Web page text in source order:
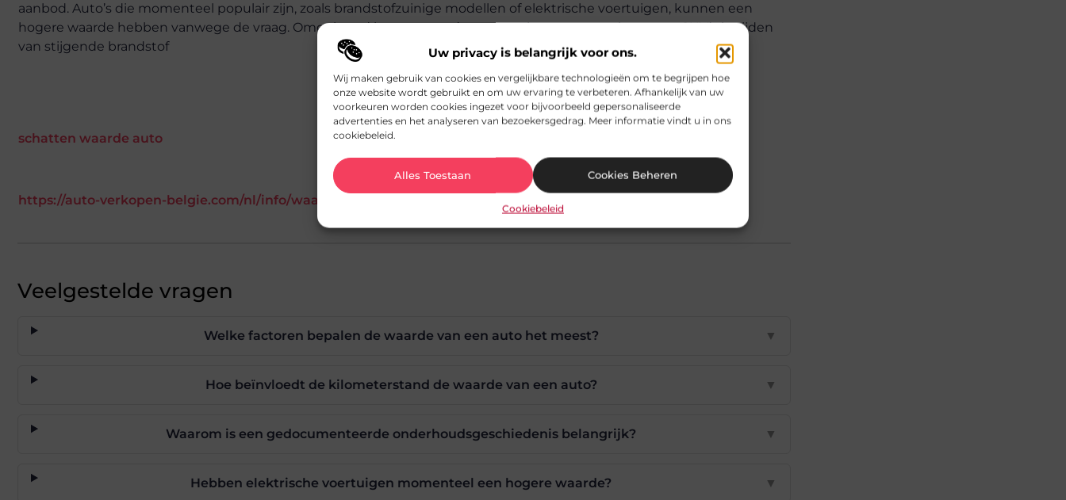
Uw privacy is belangrijk voor ons.
Wij maken gebruik van cookies en vergelijkbare technologieën om te begrijpen hoe
onze website wordt gebruikt en om uw ervaring te verbeteren. Afhankelijk van uw
voorkeuren worden cookies ingezet voor bijvoorbeeld gepersonaliseerde
advertenties en het analyseren van bezoekersgedrag. Meer informatie vindt u in ons
cookiebeleid.
Alles Toestaan Cookies Beheren
Cookiebeleid
aanbod. Auto’s die momenteel populair zijn, zoals brandstofzuinige modellen of elektrische voertuigen, kunnen een
hogere waarde hebben vanwege de vraag. Omgekeerd kunnen auto’s met een lage vraag, zoals grotere SUV’s in tijden
van stijgende brandstof
schatten waarde auto
https://auto-verkopen-belgie.com/nl/info/waarde-auto-schatten/
Veelgestelde vragen
Welke factoren bepalen de waarde van een auto het meest? ▼
Hoe beïnvloedt de kilometerstand de waarde van een auto? ▼
Waarom is een gedocumenteerde onderhoudsgeschiedenis belangrijk? ▼
Hebben elektrische voertuigen momenteel een hogere waarde? ▼